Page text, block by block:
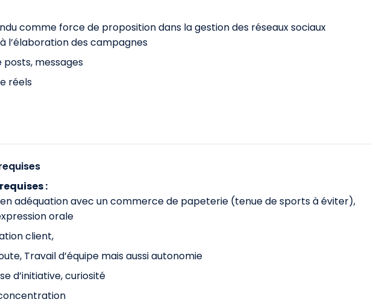
comme force de proposition dans la gestion des réseaux sociaux
l’élaboration des campagnes
messages
réels
:
adéquation avec un commerce de papeterie (tenue de sports à éviter),
orale
client,
Travail d’équipe mais aussi autonomie
d’initiative, curiosité